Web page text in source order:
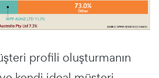
profili oluşturmanın